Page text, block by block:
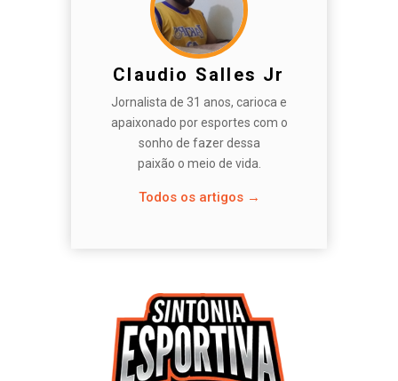
Claudio Salles Jr
Jornalista de 31 anos, carioca e
apaixonado por esportes com o
sonho de fazer dessa
paixão o meio de vida.
Todos os artigos →